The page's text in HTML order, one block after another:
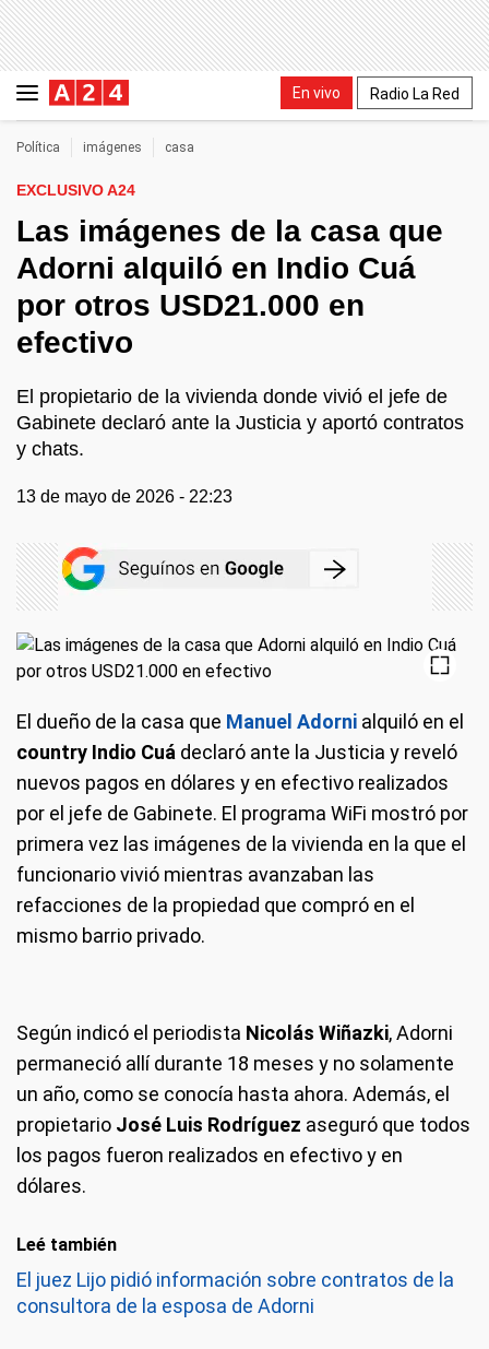
En vivo Radio La Red
Política imágenes casa
EXCLUSIVO A24
Las imágenes de la casa que
Adorni alquiló en Indio Cuá
por otros USD21.000 en
efectivo
El propietario de la vivienda donde vivió el jefe de
Gabinete declaró ante la Justicia y aportó contratos
y chats.
13 de mayo de 2026 - 22:23
El dueño de la casa que Manuel Adorni alquiló en el
country Indio Cuá declaró ante la Justicia y reveló
nuevos pagos en dólares y en efectivo realizados
por el jefe de Gabinete. El programa WiFi mostró por
primera vez las imágenes de la vivienda en la que el
funcionario vivió mientras avanzaban las
refacciones de la propiedad que compró en el
mismo barrio privado.
Según indicó el periodista Nicolás Wiñazki, Adorni
permaneció allí durante 18 meses y no solamente
un año, como se conocía hasta ahora. Además, el
propietario José Luis Rodríguez aseguró que todos
los pagos fueron realizados en efectivo y en
dólares.
Leé también
El juez Lijo pidió información sobre contratos de la
consultora de la esposa de Adorni